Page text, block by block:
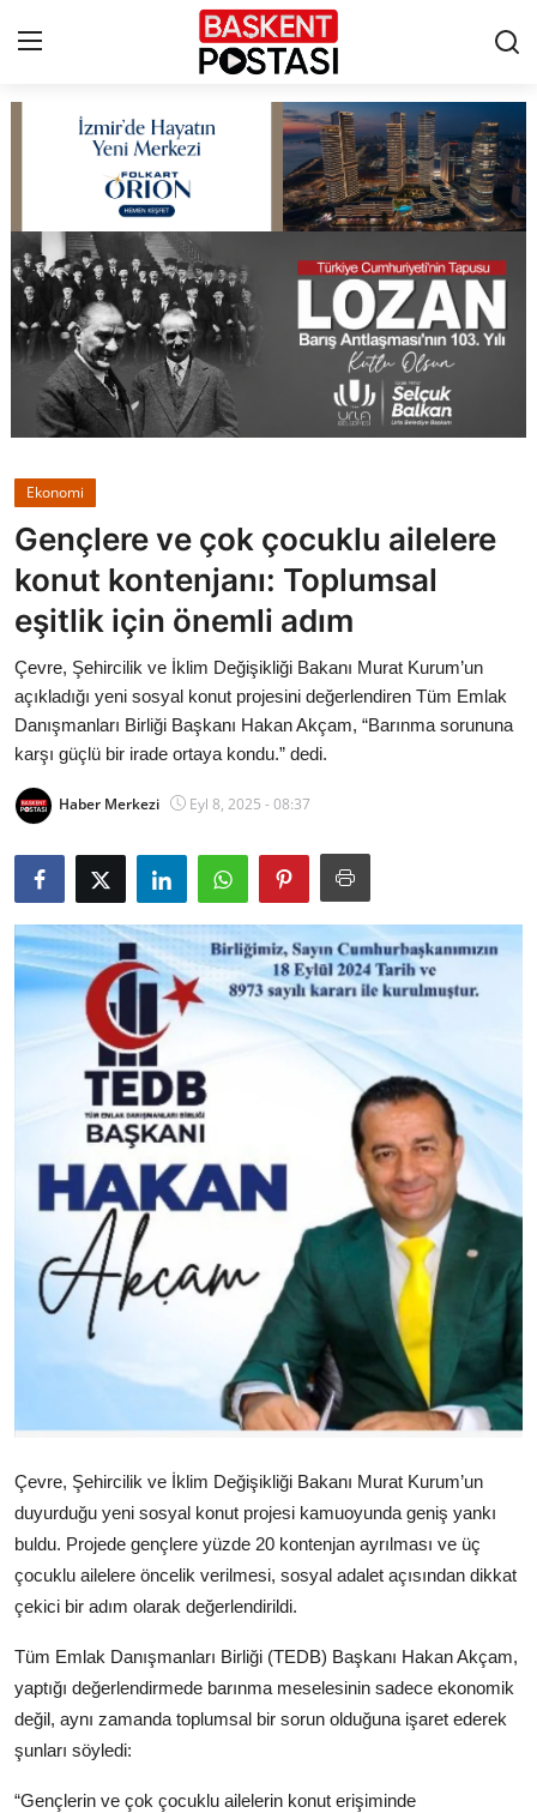
Çerez Politikası
Künye
Ankara
TBMM
Cumhurbaşkanlığı
Bakanlıklar
Siyasi Partiler
Mülki İdare
Toplum ve Yaşam
Sivil Toplum Kuruluşları
Kamu Kurumları ve Üst Kurullar
Resmi Reklamlar
Ekonomi
Gençlere ve çok çocuklu ailelere
konut kontenjanı: Toplumsal
eşitlik için önemli adım
Çevre, Şehircilik ve İklim Değişikliği Bakanı Murat Kurum’un
açıkladığı yeni sosyal konut projesini değerlendiren Tüm Emlak
Danışmanları Birliği Başkanı Hakan Akçam, “Barınma sorununa
karşı güçlü bir irade ortaya kondu.” dedi.
Haber Merkezi Eyl 8, 2025 - 08:37
Çevre, Şehircilik ve İklim Değişikliği Bakanı Murat Kurum’un
duyurduğu yeni sosyal konut projesi kamuoyunda geniş yankı
buldu. Projede gençlere yüzde 20 kontenjan ayrılması ve üç
çocuklu ailelere öncelik verilmesi, sosyal adalet açısından dikkat
çekici bir adım olarak değerlendirildi.
Tüm Emlak Danışmanları Birliği (TEDB) Başkanı Hakan Akçam,
yaptığı değerlendirmede barınma meselesinin sadece ekonomik
değil, aynı zamanda toplumsal bir sorun olduğuna işaret ederek
şunları söyledi:
“Gençlerin ve çok çocuklu ailelerin konut erişiminde